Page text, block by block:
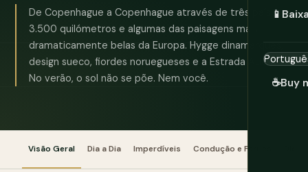
📱
☕Buy
De Copenhague a Copenhague através de três países,
3.500 quilómetros e algumas das paisagens mais
dramaticamente belas da Europa. Hygge dinamarquês,
design sueco, fiordes noruegueses e a Estrada Atlântica.
No verão, o sol não se põe. Nem você.
Visão Geral Dia a Dia Imperdíveis Condução e Ferries